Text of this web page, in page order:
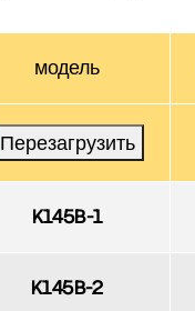
модель
Перезагрузить
K145B-1
K145B-2